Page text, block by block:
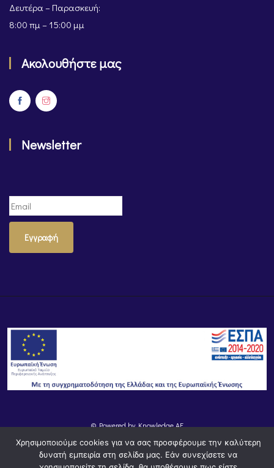
Δευτέρα – Παρασκευή:
8:00 πμ – 15:00 μμ
Ακολουθήστε μας
Newsletter
Εγγραφή
© Powered byKnowledge AE
Χρησιμοποιούμε cookies για να σας προσφέρουμε την καλύτερη
δυνατή εμπειρία στη σελίδα μας. Εάν συνεχίσετε να